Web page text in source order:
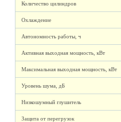
Количество цилиндров
Охлаждение
Автономность работы, ч
Активная выходная мощность, кВт
Максимальная выходная мощность, кВт
Уровень шума, дБ
Низкошумный глушитель
Защита от перегрузок